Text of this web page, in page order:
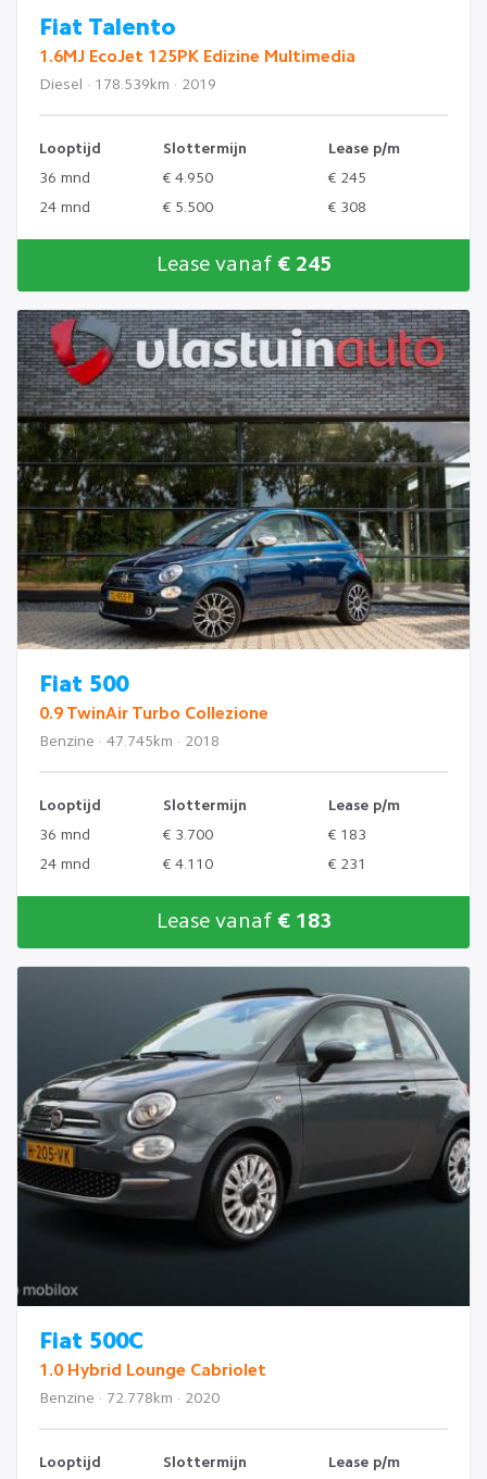
Fiat Talento
1.6MJ EcoJet 125PK Edizine Multimedia
Diesel · 178.539km · 2019
Looptijd Slottermijn
Lease p/m
36 mnd
€ 4.950
€ 245
24 mnd
€ 5.500 € 308
Lease vanaf € 245
Fiat 500
0.9 TwinAir Turbo Collezione
Benzine · 47.745km · 2018
Looptijd Slottermijn
Lease p/m
36 mnd
€ 3.700
€ 183
24 mnd
€ 4.110 € 231
Lease vanaf € 183
Fiat 500C
1.0 Hybrid Lounge Cabriolet
Benzine · 72.778km · 2020
Looptijd Slottermijn Lease p/m